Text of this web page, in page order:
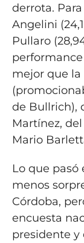
derrota.
Angelini
Pullaro
mejor que la
de Bullrich),
Martínez,
Mario
Lo que pasó
menos
Córdoba,
encuesta
presidente y